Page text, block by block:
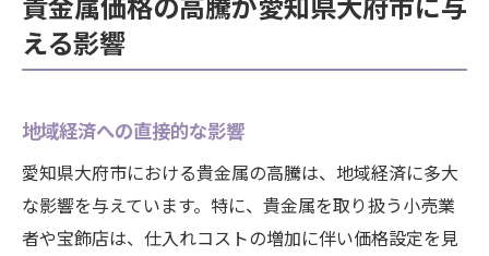
える影響
地域経済への直接的な影響
愛知県大府市における貴金属の高騰は、地域経済に多大
な影響を与えています。特に、貴金属を取り扱う小売業
者や宝飾店は、仕入れコストの増加に伴い価格設定を見